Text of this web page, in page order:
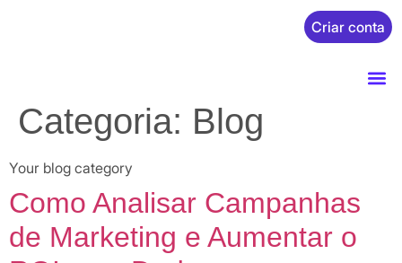
Criar conta
Categoria: Blog
Your blog category
Como Analisar Campanhas
de Marketing e Aumentar o